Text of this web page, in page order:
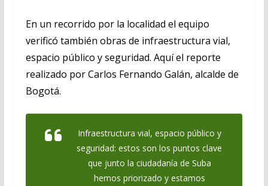
En un recorrido por la localidad el equipo
verificó también obras de infraestructura vial,
espacio público y seguridad. Aquí el reporte
realizado por Carlos Fernando Galán, alcalde de
Bogotá.
Infraestructura vial, espacio público y
seguridad: estos son los puntos clave
que junto la ciudadanía de Suba
hemos priorizado y estamos